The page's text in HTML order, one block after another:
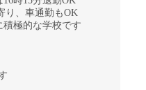
り、車通勤もOK
極的な学校です